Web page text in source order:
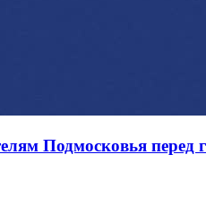
Подмосковья перед